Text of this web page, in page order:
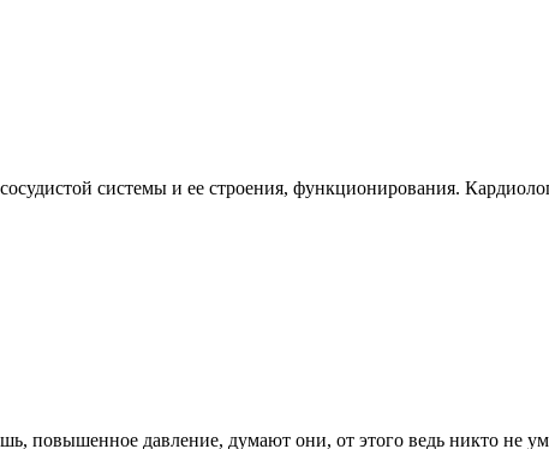
системы и ее строения, функционирования.
повышенное давление, думают они, от этого ведь никто не